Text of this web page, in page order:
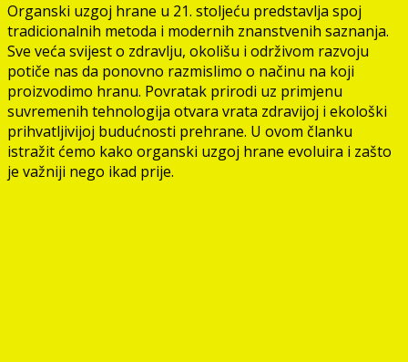
Organski uzgoj hrane u 21. stoljeću predstavlja spoj
tradicionalnih metoda i modernih znanstvenih saznanja.
Sve veća svijest o zdravlju, okolišu i održivom razvoju
potiče nas da ponovno razmislimo o načinu na koji
proizvodimo hranu. Povratak prirodi uz primjenu
suvremenih tehnologija otvara vrata zdravijoj i ekološki
prihvatljivijoj budućnosti prehrane. U ovom članku
istražit ćemo kako organski uzgoj hrane evoluira i zašto
je važniji nego ikad prije.